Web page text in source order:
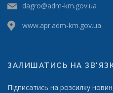
dagro@adm-km.gov.ua
www.apr.adm-km.gov.ua
ЗАЛИШАТИСЬ НА
Підписатись на розсилку